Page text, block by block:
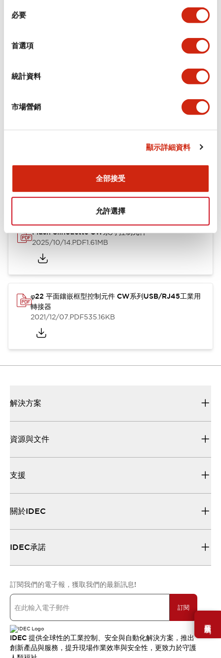
必要
首選項
統計資料
市場營銷
顯示詳細資料
全部接受
允許選擇
需要幫助嗎？
環境規範
功能規格
機械規格
型錄和宣傳手冊 CAD檔 認證與標準
Flush Silhouette CW系列 控制元件
2025/10/14.PDF1.61MB
φ22 平面鑲嵌框型控制元件 CW系列USB/RJ45工業用
轉接器
2021/12/07.PDF535.16KB
解決方案
資源與文件
支援
關於IDEC
IDEC承諾
訂閱我們的電子報，獲取我們的最新訊息!
訂閱
IDEC 提供全球性的工業控制、安全與自動化解決方案，推出
創新產品與服務，提升現場作業效率與安全性，更致力於守護